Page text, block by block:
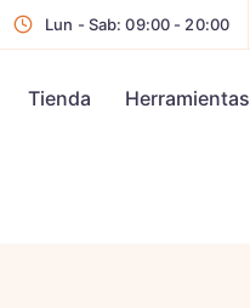
Lun - Sab: 09:00 - 20:00
Tienda Herramientas